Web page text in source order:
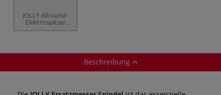
JOLLY Allround-
Elektrospitzer
Herbert
Beschreibung